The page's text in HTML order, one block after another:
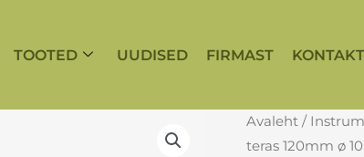
TOOTED UUDISED FIRMAST KONTAKT
Avaleht/
teras 120mm ø